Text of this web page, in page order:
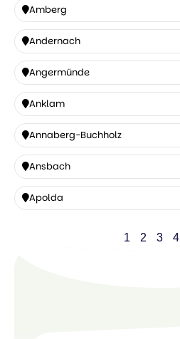
Amberg
Amberg
Andernach
Andernach
Angermünde
Angermünde
Anklam
Anklam
Annaberg-Buchholz
Annaberg-
Ansbach
Ansbach
Apolda
Apolda
1 2 3 4